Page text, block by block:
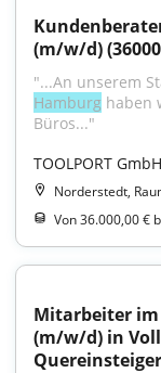
(m/w/d)
Hamburg haben
Büros..."
TOOLPORT GmbH
Norderstedt,
Von 36.000,00 €
Mitarbeiter im
(m/w/d) in
Quereinsteiger